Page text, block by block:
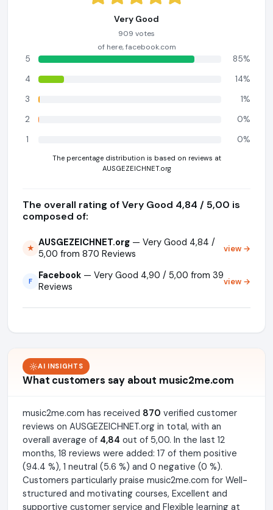
Very Good
909 votes
of here, facebook.com
5
85%
4
14%
3
1%
2
0%
1
0%
The percentage distribution is based on reviews at
AUSGEZEICHNET.org
The overall rating of Very Good 4,84 / 5,00 is
composed of:
★ AUSGEZEICHNET.org — Very Good 4,84 /
5,00 from 870 Reviews
view →
F Facebook — Very Good 4,90 / 5,00 from 39
Reviews
view →
AI INSIGHTS
What customers say about music2me.com
music2me.com has received 870 verified customer
reviews on AUSGEZEICHNET.org in total, with an
overall average of 4,84 out of 5,00. In the last 12
months, 18 reviews were added: 17 of them positive
(94.4 %), 1 neutral (5.6 %) and 0 negative (0 %).
Customers particularly praise music2me.com for Well-
structured and motivating courses, Excellent and
supportive customer service and Flexible learning at